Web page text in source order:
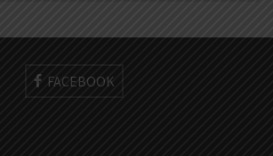
FACEBOOK